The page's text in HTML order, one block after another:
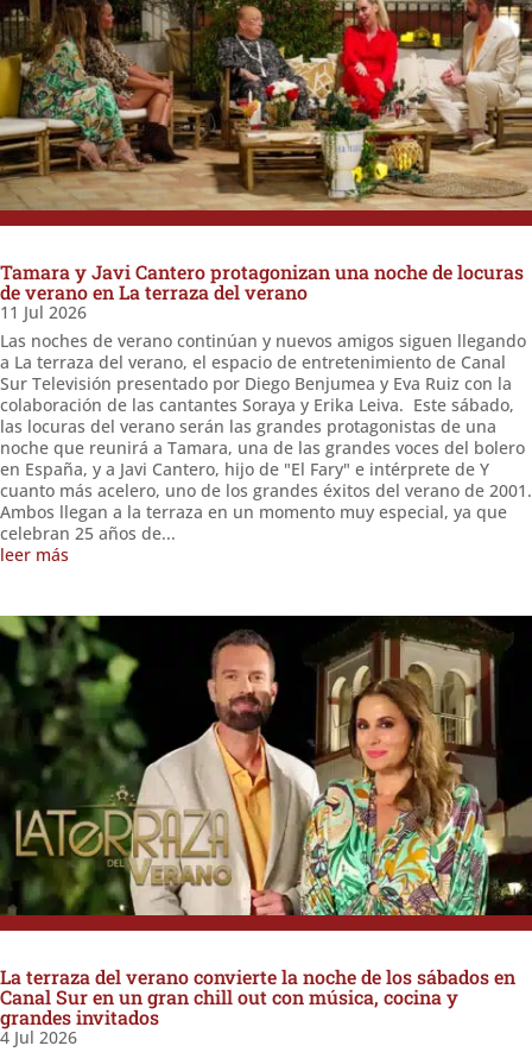
Tamara y Javi Cantero protagonizan una noche de locuras
de verano en La terraza del verano
11 Jul 2026
Las noches de verano continúan y nuevos amigos siguen llegando
a La terraza del verano, el espacio de entretenimiento de Canal
Sur Televisión presentado por Diego Benjumea y Eva Ruiz con la
colaboración de las cantantes Soraya y Erika Leiva. Este sábado,
las locuras del verano serán las grandes protagonistas de una
noche que reunirá a Tamara, una de las grandes voces del bolero
en España, y a Javi Cantero, hijo de "El Fary" e intérprete de Y
cuanto más acelero, uno de los grandes éxitos del verano de 2001.
Ambos llegan a la terraza en un momento muy especial, ya que
celebran 25 años de...
leer más
La terraza del verano convierte la noche de los sábados en
Canal Sur en un gran chill out con música, cocina y
grandes invitados
4 Jul 2026